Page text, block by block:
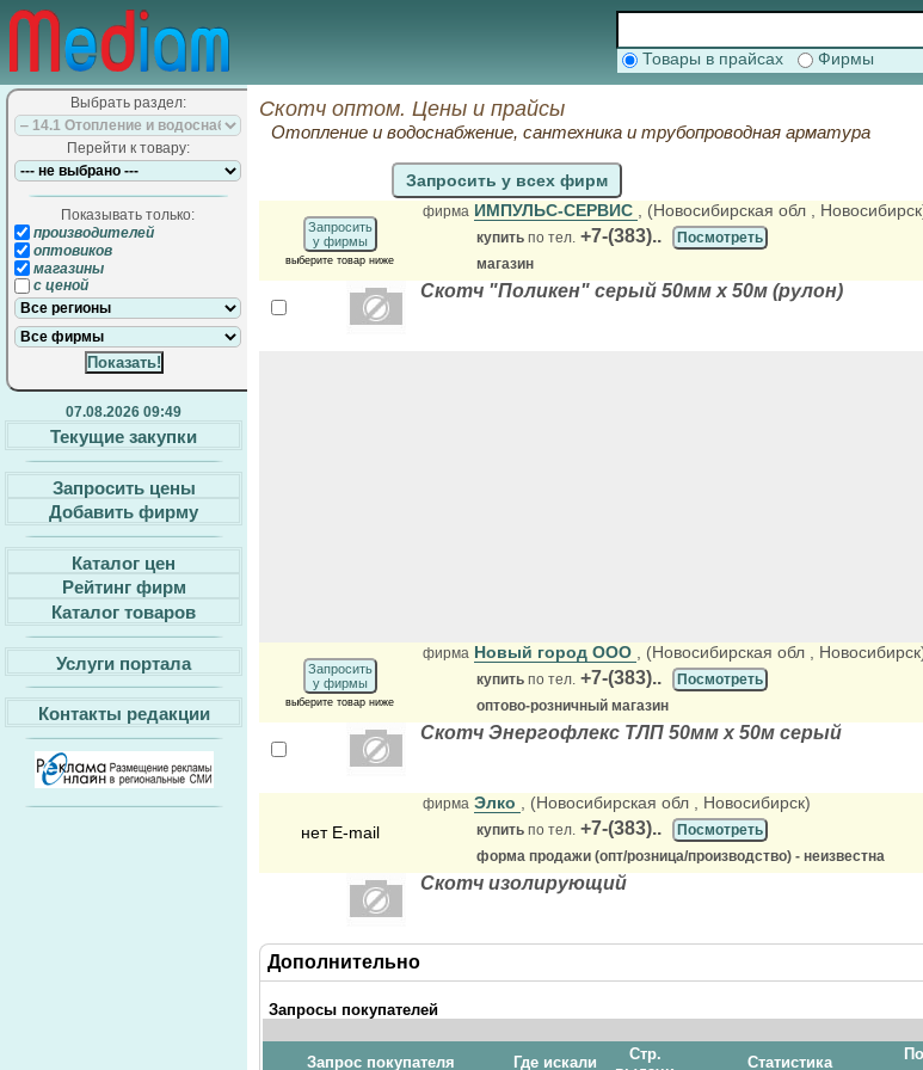
Товары в прайсах Фирмы
Выбрать раздел:
Перейти к товару:
Показывать только:
производителей
оптовиков
магазины
с ценой
07.08.2026 09:49
Текущие закупки
Запросить цены
Добавить фирму
Каталог цен
Рейтинг фирм
Каталог товаров
Услуги портала
Контакты редакции
Скотч оптом. Цены и прайсы
Отопление и водоснабжение, сантехника и трубопроводная арматура
Запросить у всех фирм
Запросить
у фирмы
выберите товар ниже
фирма ИМПУЛЬС-СЕРВИС , (Новосибирская обл ,
купить по тел. +7-(383)..
Посмотреть
магазин
Скотч "Поликен" серый 50мм х 50м (рулон)
Запросить
у фирмы
выберите товар ниже
фирма Новый город ООО , (Новосибирская обл ,
купить по тел. +7-(383)..
Посмотреть
оптово-розничный магазин
Скотч Энергофлекс ТЛП 50мм х 50м серый
нет E-mail
фирма Элко , (Новосибирская обл , Новосибирск)
купить по тел. +7-(383)..
Посмотреть
форма продажи (опт/розница/производство) - неизвестна
Скотч изолирующий
Дополнительно
Запросы покупателей
Запрос покупателя Где искали
Стр.
Статистика